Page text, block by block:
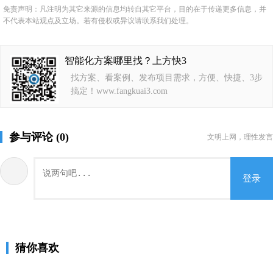
免责声明：凡注明为其它来源的信息均转自其它平台，目的在于传递更多信息，并
不代表本站观点及立场。若有侵权或异议请联系我们处理。
智能化方案哪里找？上方快3
找方案、看案例、发布项目需求，方便、快捷、3步
搞定！www.fangkuai3.com
参与评论 (0) 文明上网，理性发言
登录
猜你喜欢